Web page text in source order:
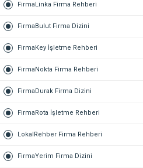
FirmaLinka Firma Rehberi
FirmaBulut Firma Dizini
FirmaKey İşletme Rehberi
FirmaNokta Firma Rehberi
FirmaDurak Firma Dizini
FirmaRota İşletme Rehberi
LokalRehber Firma Rehberi
FirmaYerim Firma Dizini